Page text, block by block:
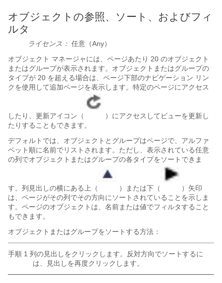
オブジェクトの参照、ソート、およびフィ
ルタ
ライセンス： 任意（Any）
オブジェクト マネージャには、ページあたり 20 のオブジェクト
またはグループが表示されます。オブジェクトまたはグループの
タイプが 20 を超える場合は、ページ下部のナビゲーション リン
クを使用して追加ページを表示します。特定のページにアクセス
したり、更新アイコン（
）にアクセスしてビューを更新し
たりすることもできます。
デフォルトでは、オブジェクトとグループはページで、アルファ
ベット順に名前でリストされます。ただし、表示されている任意
の列でオブジェクトまたはグループの各タイプをソートできま
す。列見出しの横にある上（ ）または下（
）矢印
は、ページがその列でその方向にソートされていることを示しま
す。ページのオブジェクトは、名前または値でフィルタすること
もできます。
オブジェクトまたはグループをソートする方法：
手順 1 列の見出しをクリックします。反対方向でソートするに
は、見出しを再度クリックします。